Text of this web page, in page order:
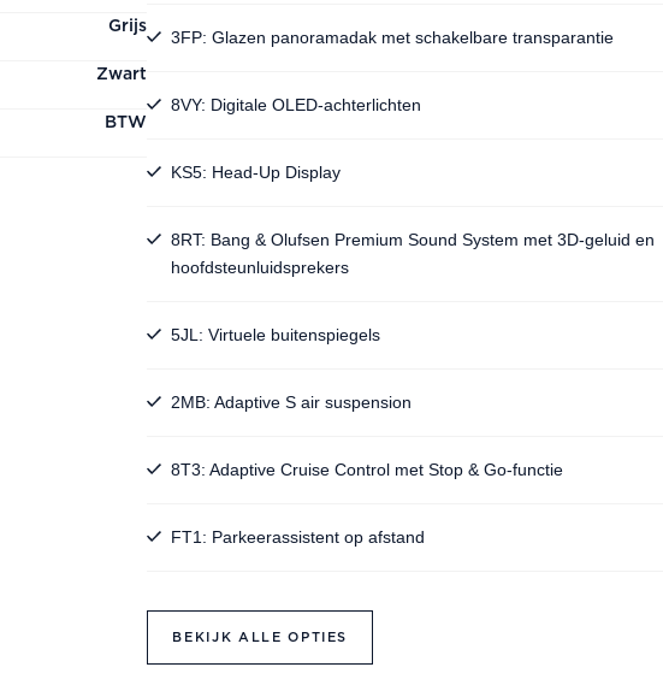
Grijs
Zwart
BTW
3FP: Glazen panoramadak met schakelbare transparantie
8VY: Digitale OLED-achterlichten
KS5: Head-Up Display
8RT: Bang & Olufsen Premium Sound System met 3D-geluid en
hoofdsteunluidsprekers
5JL: Virtuele buitenspiegels
2MB: Adaptive S air suspension
8T3: Adaptive Cruise Control met Stop & Go-functie
FT1: Parkeerassistent op afstand
BEKIJK ALLE OPTIES